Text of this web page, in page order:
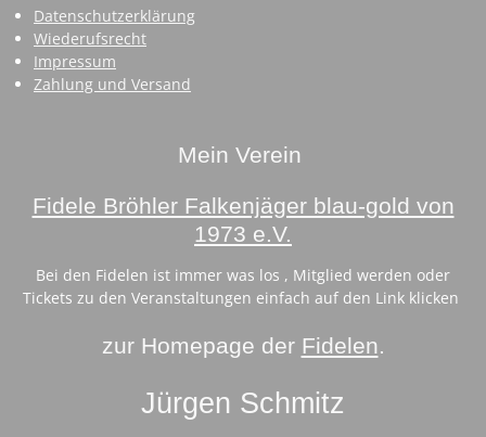
Datenschutzerklärung
Wiederufsrecht
Impressum
Zahlung und Versand
Mein Verein
Fidele Bröhler Falkenjäger blau-gold von
1973 e.V.
Bei den Fidelen ist immer was los , Mitglied werden oder
Tickets zu den Veranstaltungen einfach auf den Link klicken
zur Homepage der Fidelen.
Jürgen Schmitz